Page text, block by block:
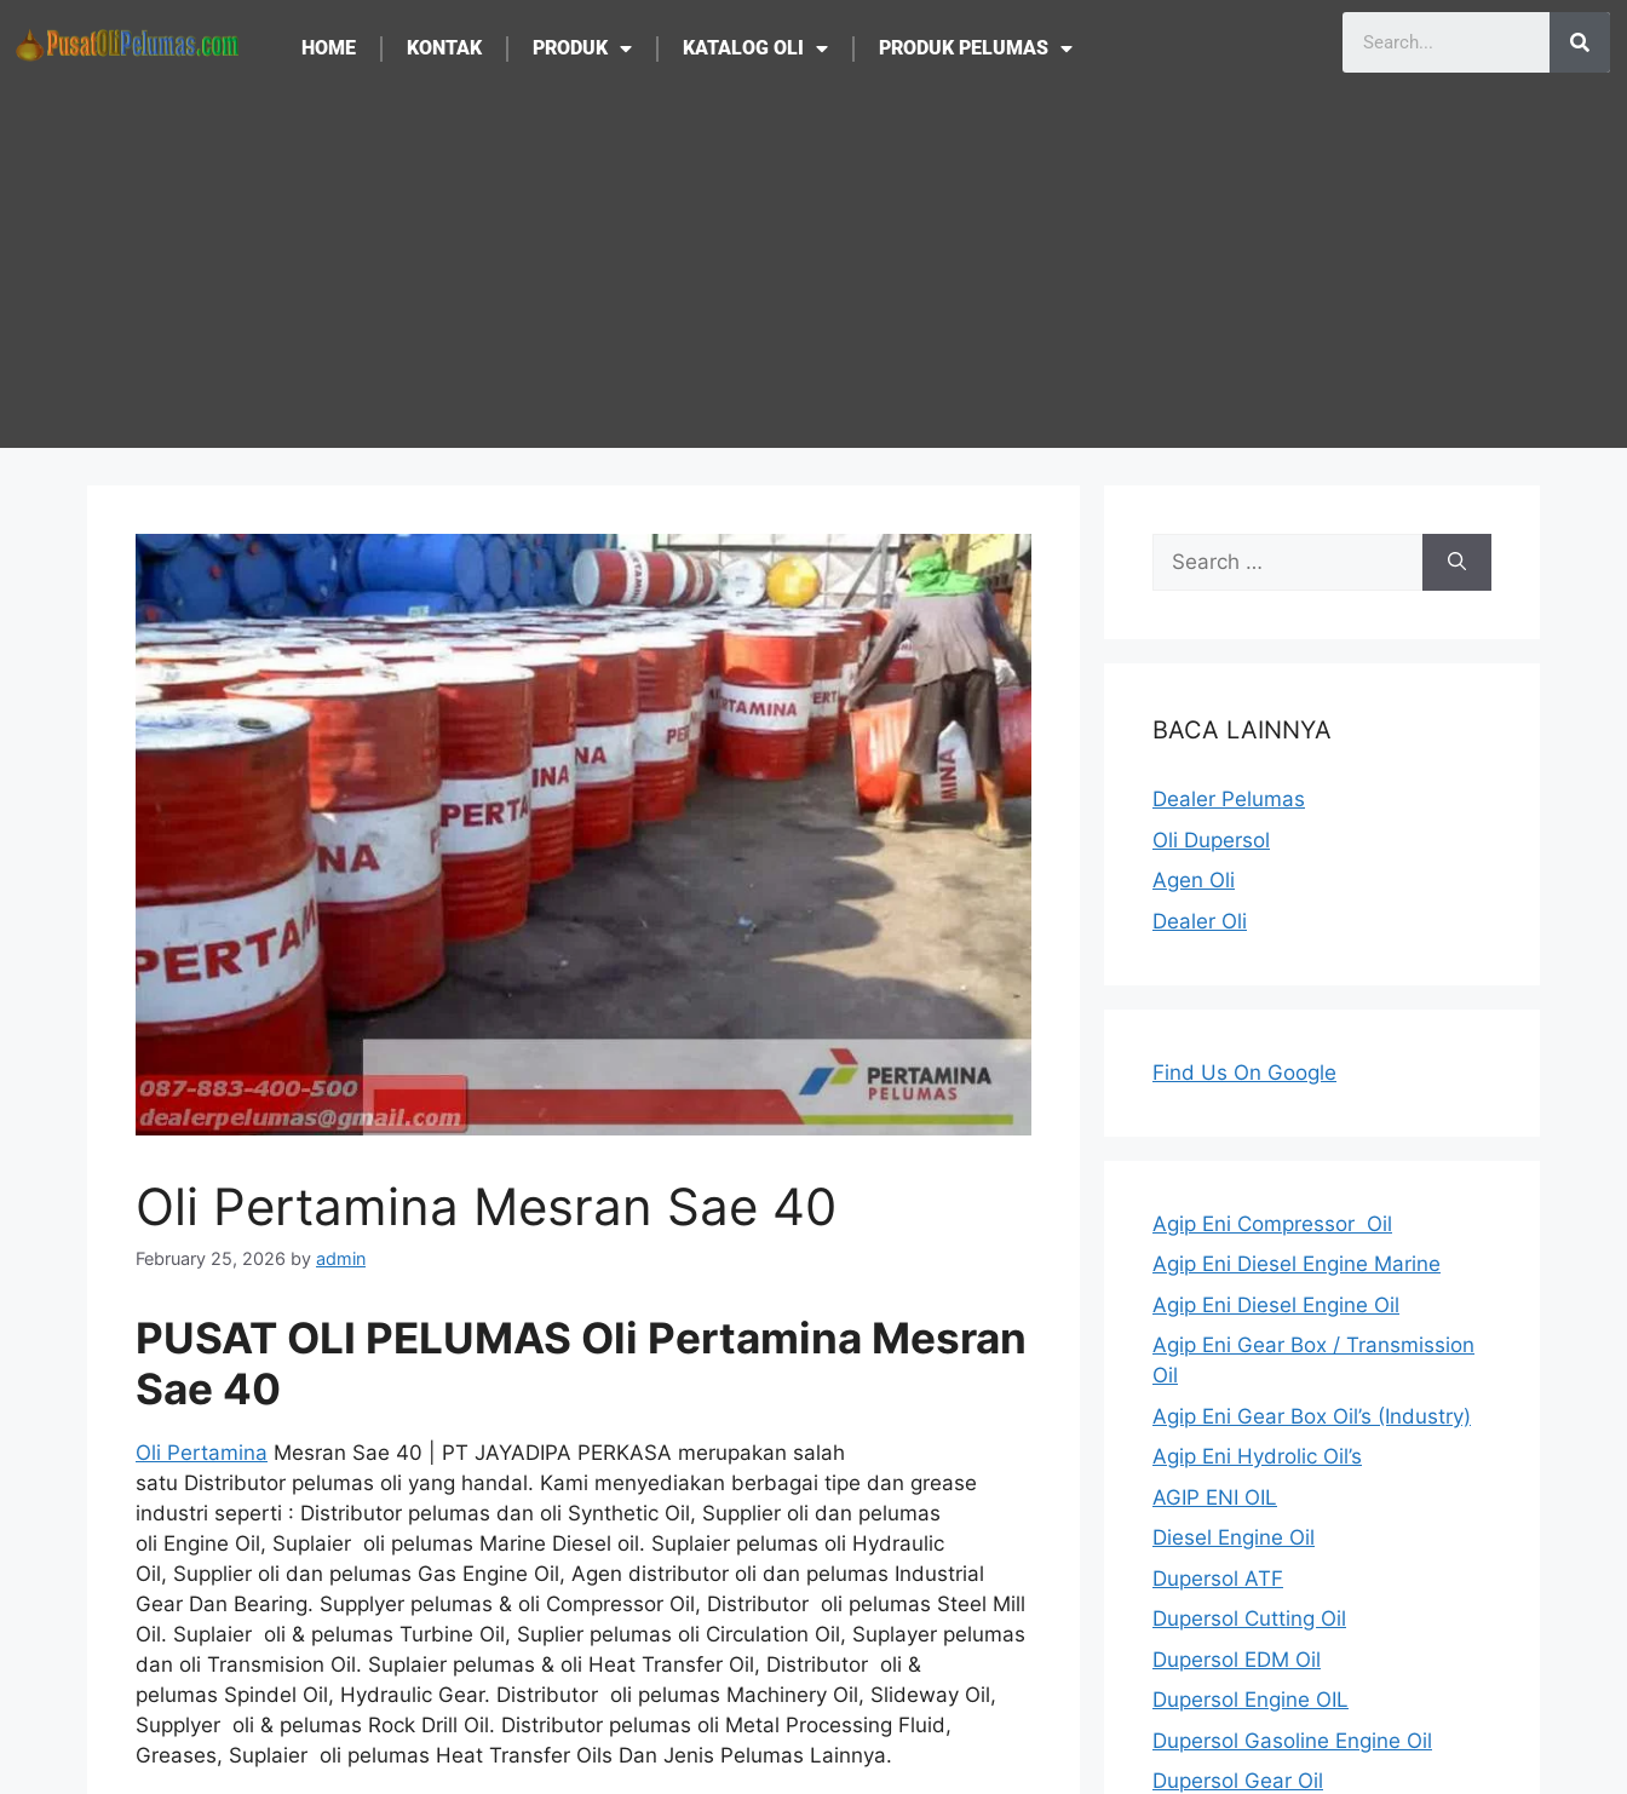
HOME KONTAK PRODUK KATALOG OLI PRODUK PELUMAS
Oli Pertamina Mesran Sae 40
February 25, 2026 by admin
PUSAT OLI PELUMAS Oli Pertamina Mesran
Sae 40
Oli Pertamina Mesran Sae 40 | PT JAYADIPA PERKASA merupakan salah
satu Distributor pelumas oli yang handal. Kami menyediakan berbagai tipe dan grease
industri seperti : Distributor pelumas dan oli Synthetic Oil, Supplier oli dan pelumas
oli Engine Oil, Suplaier oli pelumas Marine Diesel oil. Suplaier pelumas oli Hydraulic
Oil, Supplier oli dan pelumas Gas Engine Oil, Agen distributor oli dan pelumas Industrial
Gear Dan Bearing. Supplyer pelumas & oli Compressor Oil, Distributor oli pelumas Steel Mill
Oil. Suplaier oli & pelumas Turbine Oil, Suplier pelumas oli Circulation Oil, Suplayer pelumas
dan oli Transmision Oil. Suplaier pelumas & oli Heat Transfer Oil, Distributor oli &
pelumas Spindel Oil, Hydraulic Gear. Distributor oli pelumas Machinery Oil, Slideway Oil,
Supplyer oli & pelumas Rock Drill Oil. Distributor pelumas oli Metal Processing Fluid,
Greases, Suplaier oli pelumas Heat Transfer Oils Dan Jenis Pelumas Lainnya.
BACA LAINNYA
Dealer Pelumas
Oli Dupersol
Agen Oli
Dealer Oli
Find Us On Google
Agip Eni Compressor Oil
Agip Eni Diesel Engine Marine
Agip Eni Diesel Engine Oil
Agip Eni Gear Box / Transmission
Oil
Agip Eni Gear Box Oil’s (Industry)
Agip Eni Hydrolic Oil’s
AGIP ENI OIL
Diesel Engine Oil
Dupersol ATF
Dupersol Cutting Oil
Dupersol EDM Oil
Dupersol Engine OIL
Dupersol Gasoline Engine Oil
Dupersol Gear Oil